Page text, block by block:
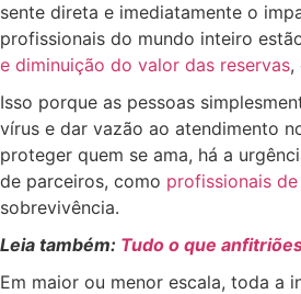
sente direta e imediatamente o
profissionais do mundo inteiro
e diminuição do valor das reservas,
Isso porque as pessoas
vírus e dar vazão ao atendimento
proteger quem se ama, há a
de parceiros, como profissionais
sobrevivência.
Leia também: Tudo o que
Em maior ou menor escala, toda a